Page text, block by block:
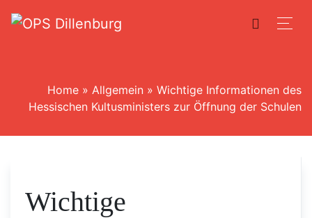
Home » Allgemein » Wichtige Informationen des
Hessischen Kultusministers zur Öffnung der Schulen
Wichtige